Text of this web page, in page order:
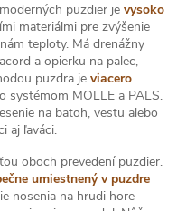
puzdier je vysoko
materiálmi pre zvýšenie
teploty. Má drenážny
a opierku na palec,
puzdra je viacero
systémom MOLLE a PALS.
na batoh, vestu alebo
aj ľaváci.
oboch prevedení puzdier.
umiestnený v puzdre
nosenia na hrudi hore